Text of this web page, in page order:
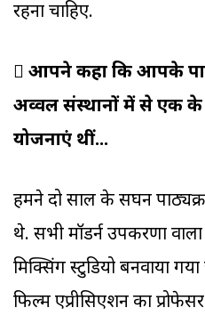
रहना चाहिए.
 आपने कहा कि आपके
अव्वल संस्थानों में से एक
योजनाएं थीं...
हमने दो साल के सघन
थे. सभी मॉडर्न उपकरणों
मिक्सिंग स्टुडियो बनवाया
फिल्म एप्रीसिएशन का